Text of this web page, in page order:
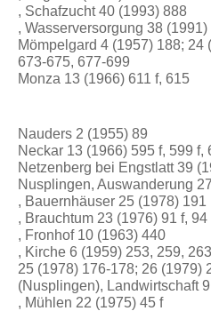
, Schafzucht 40 (1993) 888
, Wasserversorgung 38 (1991)
Mömpelgard 4 (1957) 188; 24
673-675, 677-699
Monza 13 (1966) 611 f, 615
Nauders 2 (1955) 89
Neckar 13 (1966) 595 f, 599 f,
Netzenberg bei Engstlatt 39
Nusplingen, Auswanderung
, Bauernhäuser 25 (1978) 191
, Brauchtum 23 (1976) 91 f, 94
, Fronhof 10 (1963) 440
, Kirche 6 (1959) 253, 259,
25 (1978) 176-178; 26 (1979)
(Nusplingen), Landwirtschaft
, Mühlen 22 (1975) 45 f